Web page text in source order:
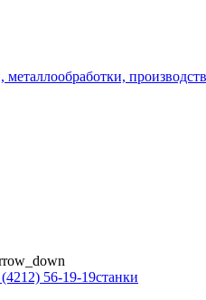
56-19-19станки